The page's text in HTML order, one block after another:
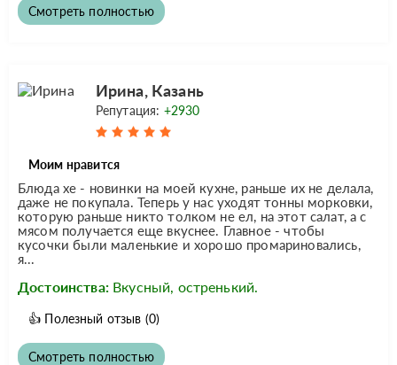
Смотреть полностью
Ирина, Казань
Репутация: +2930
Моим нравится
Блюда хе - новинки на моей кухне, раньше их не делала,
даже не покупала. Теперь у нас уходят тонны морковки,
которую раньше никто толком не ел, на этот салат, а с
мясом получается еще вкуснее. Главное - чтобы
кусочки были маленькие и хорошо промариновались,
я...
Достоинства: Вкусный, остренький.
👍 Полезный отзыв (0)
Смотреть полностью